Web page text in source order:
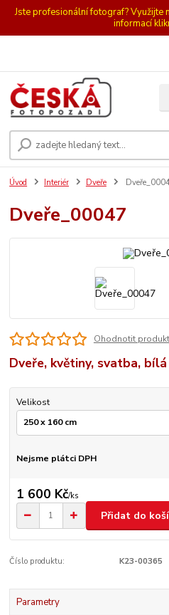
Jste profesionální fotograf? Využijte
informací
Úvod Interiér Dveře
Dveře_00047
Ohodnotit produkt
Dveře, květiny, svatba, bílá
Velikost
Nejsme plátci DPH
1 600 Kč/ks
Přidat do
Číslo produktu: K23-00365
Parametry